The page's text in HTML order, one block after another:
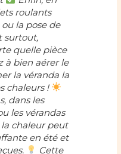
roulants
la pose de
surtout,
quelle pièce
à bien aérer le
la véranda la
chaleurs !
dans les
les vérandas
chaleur peut
en été et
Cette